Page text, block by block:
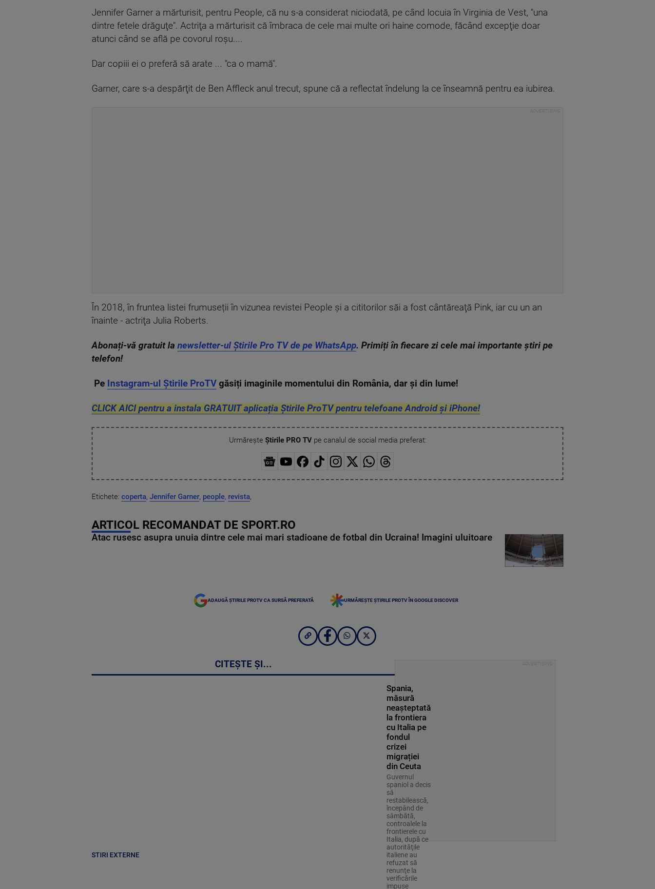
Jennifer Garner a mărturisit, pentru People, că nu s-a considerat niciodată, pe când locuia în Virginia de Vest, "una
dintre fetele drăguţe". Actriţa a mărturisit că îmbraca de cele mai multe ori haine comode, făcând excepţie doar
atunci când se află pe covorul roşu....
Dar copiii ei o preferă să arate ... "ca o mamă".
Garner, care s-a despărţit de Ben Affleck anul trecut, spune că a reflectat îndelung la ce înseamnă pentru ea iubirea.
În 2018, în fruntea listei frumuseții în vizunea revistei People și a cititorilor săi a fost cântăreaţă Pink, iar cu un an
înainte - actriţa Julia Roberts.
Abonați-vă gratuit la newsletter-ul Știrile Pro TV de pe WhatsApp. Primiți în fiecare zi cele mai importante știri pe
telefon!
Pe Instagram-ul Știrile ProTV găsiți imaginile momentului din România, dar și din lume!
CLICK AICI pentru a instala GRATUIT aplicația Știrile ProTV pentru telefoane Android și iPhone!
Urmărește Știrile PRO TVpe canalul de social media preferat:
Etichete: coperta, Jennifer Garner, people, revista,
ARTICOL RECOMANDAT DE SPORT.RO
Atac rusesc asupra unuia dintre cele mai mari stadioane de fotbal din Ucraina! Imagini uluitoare
ADAUGĂ ȘTIRILE PROTV CA SURSĂ PREFERATĂ URMĂREȘTE ȘTIRILE PROTV ÎN GOOGLE DISCOVER
CITEȘTE ȘI...
STIRI EXTERNE
Spania,
măsură
neașteptată
la frontiera
cu Italia pe
fondul
crizei
migrației
din Ceuta
Guvernul
spaniol a decis
să
restabilească,
începând de
sâmbătă,
controalele la
frontierele cu
Italia, după ce
autorităţile
italiene au
refuzat să
renunţe la
verificările
impuse